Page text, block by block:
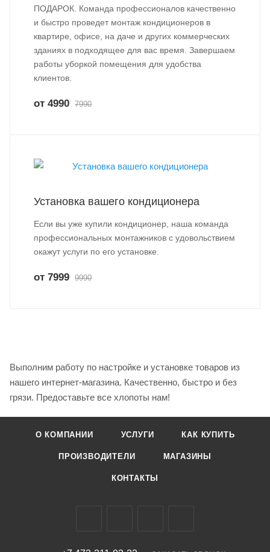
ПОДАРОК. Команда профессионалов качественно
и быстро проведет монтаж кондиционеров в
квартире, офисе, на даче и других коммерческих
зданиях в подходящее для вас время. Завершаем
работы уборкой помещения для удобства
клиентов.
от 4990 7990
Установка вашего кондиционера
Если вы уже купили кондиционер, наша команда
профессиональных монтажников с удовольствием
окажут услуги по его установке.
от 7999 9990
Выполним работу по настройке и установке товаров из
нашего интернет-магазина. Качественно, быстро и без
грязи. Предоставьте все хлопоты нам!
О КОМПАНИИ УСЛУГИ КАК КУПИТЬ
ПРОИЗВОДИТЕЛИ МАГАЗИНЫ
КОНТАКТЫ